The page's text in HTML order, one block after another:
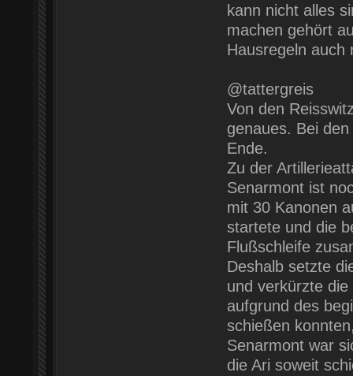
kann nicht alles
machen gehört
Hausregeln auch
@tattergreis
Von den
genaues. Bei
Ende.
Zu der
Senarmont ist
mit 30 Kanonen
startete und die
Flußschleife
Deshalb setzte
und verkürzte
aufgrund des
schießen
Senarmont war
die Ari soweit